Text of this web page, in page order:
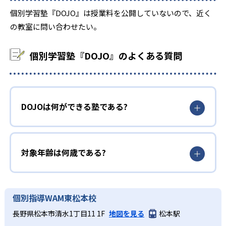
個別学習塾『DOJO』は授業料を公開していないので、近く
の教室に問い合わせたい。
個別学習塾『DOJO』のよくある質問
DOJOは何ができる塾である?
対象年齢は何歳である?
個別指導WAM東松本校
長野県松本市清水1丁目11 1F 地図を見る 松本駅